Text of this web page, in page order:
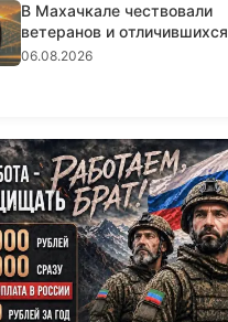
В Махачкале чествовали
ветеранов и отличившихся
работников с...
06.08.2026